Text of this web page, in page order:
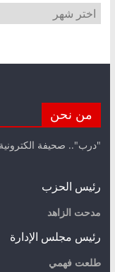
الأرشيف
من نحن
"درب".. صحيفة
رئيس الحزب
مدحت الزاهد
رئيس مجلس الإدارة
طلعت فهمي